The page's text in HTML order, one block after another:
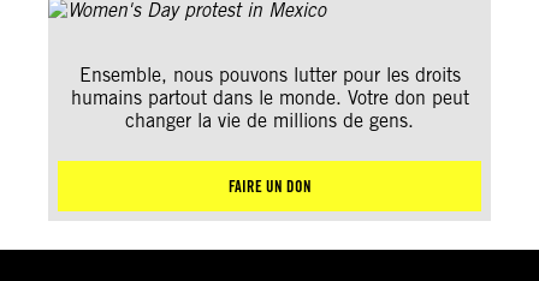
Ensemble, nous pouvons lutter pour les droits
humains partout dans le monde. Votre don peut
changer la vie de millions de gens.
FAIRE UN DON